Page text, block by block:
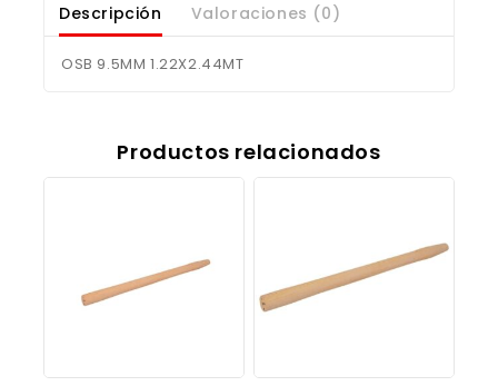
Descripción Valoraciones (0)
OSB 9.5MM 1.22X2.44MT
Productos relacionados